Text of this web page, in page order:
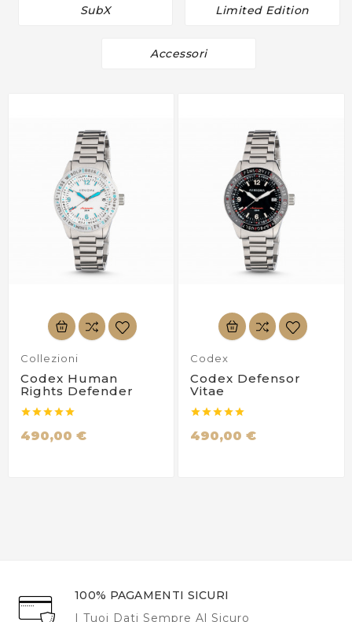
SubX Limited Edition
Accessori
Collezioni
Codex Human
Rights Defender

490,00 €
Codex
Codex Defensor
Vitae

490,00 €
100% PAGAMENTI SICURI
I Tuoi Dati Sempre Al Sicuro